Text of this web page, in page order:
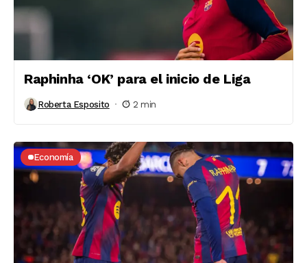
Raphinha ‘OK’ para el inicio de Liga
Roberta Esposito 2 min
Economía